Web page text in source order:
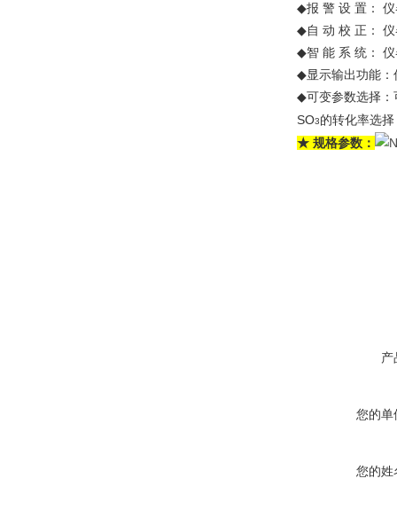
◆报 警 设 置：
◆自 动 校 正：
◆智 能 系 统：
◆显示输出功能
◆可变参数选择
SO3的转化率选
★ 规格参数 ：
产
您的单
您的姓